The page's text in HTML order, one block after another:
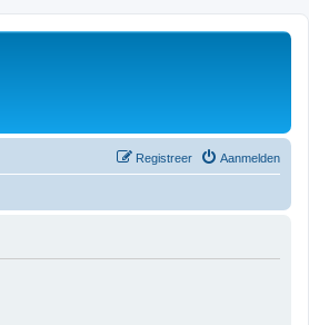
Aanmelden
Registreer